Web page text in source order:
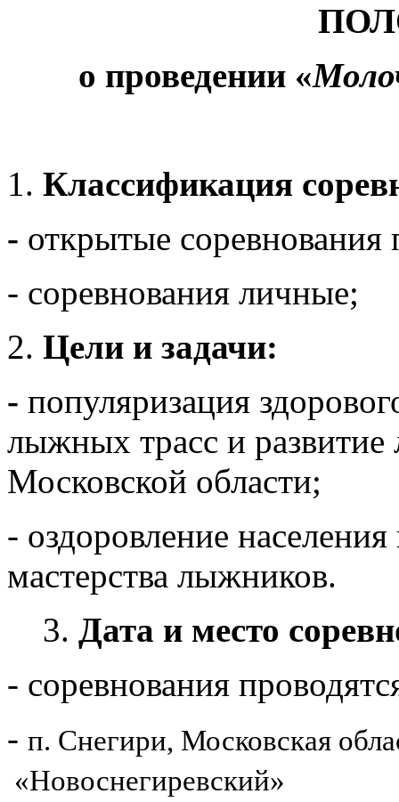
о проведении «
Классификация
- открытые
- соревнования личные;
Цели и задачи:
- популяризация
лыжных трасс и
Московской области;
- оздоровление
мастерства лыжников.
3. Дата и место
- соревнования
- п. Снегири, Московская
«Новоснегиревский»